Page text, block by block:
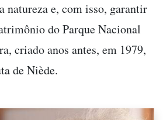
natureza e, com isso, garantir
do Parque Nacional
criado anos antes, em 1979,
de Niède.